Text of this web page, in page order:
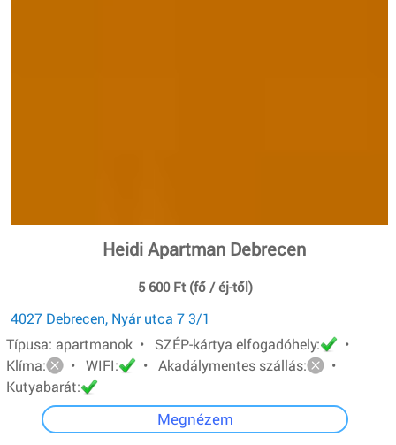
Heidi Apartman Debrecen
5 600 Ft (fő / éj-től)
4027 Debrecen, Nyár utca 7 3/1
Típusa: apartmanok • SZÉP-kártya elfogadóhely:
•
Klíma:
• WIFI: • Akadálymentes szállás:
•
Kutyabarát:
Megnézem